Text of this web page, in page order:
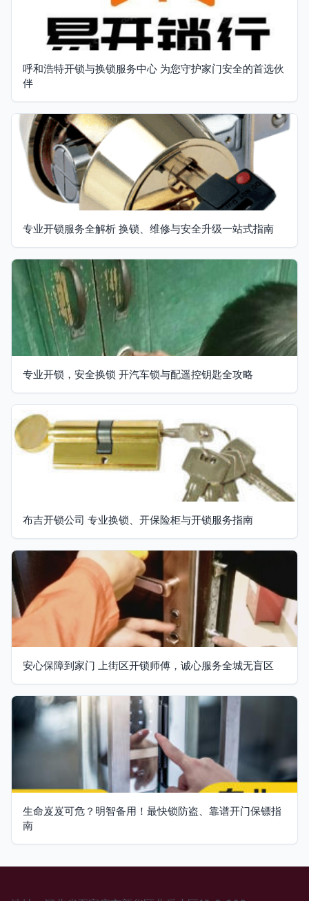
呼和浩特开锁与换锁服务中心 为您守护家门安全的首选伙
伴
专业开锁服务全解析 换锁、维修与安全升级一站式指南
专业开锁，安全换锁 开汽车锁与配遥控钥匙全攻略
布吉开锁公司 专业换锁、开保险柜与开锁服务指南
安心保障到家门 上街区开锁师傅，诚心服务全城无盲区
生命岌岌可危？明智备用！最快锁防盗、靠谱开门保镖指
南